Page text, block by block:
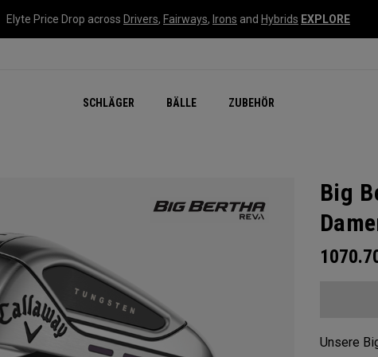
Elyte Price Drop across Drivers, Fairways, Irons and Hybrids EXPLORE
SCHLÄGER BÄLLE ZUBEHÖR
Big
Unsere